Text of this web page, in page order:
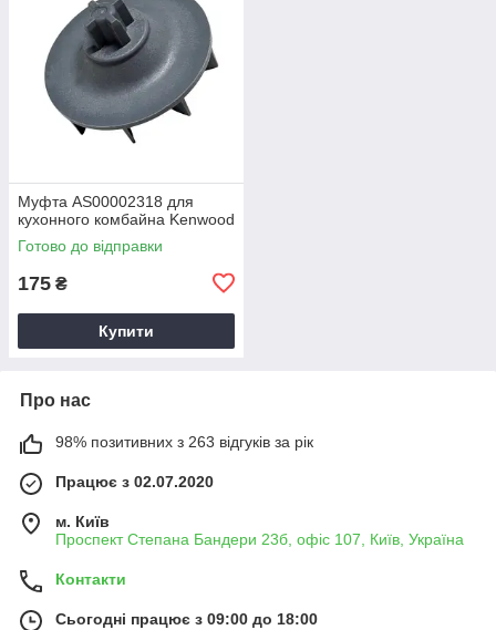
Муфта AS00002318 для
кухонного комбайна Kenwood
Готово до відправки
175 ₴
Купити
Про нас
98% позитивних з 263 відгуків за рік
Працює з 02.07.2020
м. Київ
Проспект Степана Бандери 23б, офіс 107, Київ, Україна
Контакти
Сьогодні працює з 09:00 до 18:00